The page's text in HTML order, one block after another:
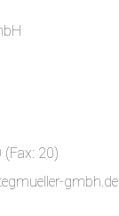
(Fax: 20)
gmbh.de